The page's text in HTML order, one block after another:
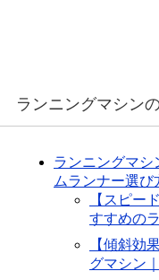
ランニングマシン
ランニングマシ
ムランナー選び
【スピー
すすめの
【傾斜効
グマシン